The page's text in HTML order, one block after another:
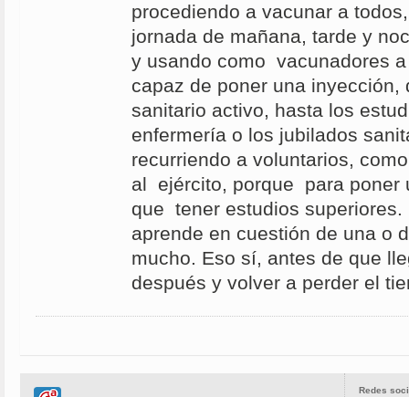
procediendo a vacunar a
jornada de mañana, tarde y
y usando como vacunadores
capaz de poner una
sanitario activo, hasta los
enfermería o los jubilados
recurriendo a voluntarios,
al ejército, porque para poner
que tener estudios superiores.
aprende en cuestión de una o
mucho. Eso sí, antes de que
después y volver a perder el
Redes